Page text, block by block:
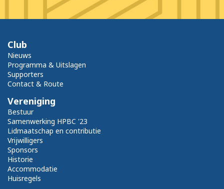
Club
Nieuws
Programma & Uitslagen
Supporters
Contact & Route
Vereniging
Bestuur
Samenwerking HPBC '23
Lidmaatschap en contributie
Vrijwilligers
Sponsors
Historie
Accommodatie
Huisregels